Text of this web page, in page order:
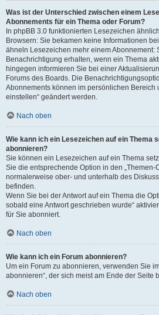
Was ist der Unterschied zwischen einem
Abonnements für ein Thema oder Forum?
In phpBB 3.0 funktionierten Lesezeichen
Browsern: Sie bekamen keine Informationen
ähneln Lesezeichen mehr einem Abonnement:
Benachrichtigung erhalten, wenn ein Thema
hingegen informieren Sie bei einer
Forums des Boards. Die
Abonnements können im persönlichen Bereich
einstellen“ geändert werden.
Nach oben
Wie kann ich ein Lesezeichen auf ein Thema
abonnieren?
Sie können ein Lesezeichen auf ein Thema
Sie die entsprechende Option in den „Themen-
normalerweise ober- und unterhalb des
befinden.
Wenn Sie bei der Antwort auf ein Thema die
sobald eine Antwort geschrieben wurde“
für Sie abonniert.
Nach oben
Wie kann ich ein Forum abonnieren?
Um ein Forum zu abonnieren, verwenden Sie
abonnieren“, der sich meist am Ende der Seite
Nach oben